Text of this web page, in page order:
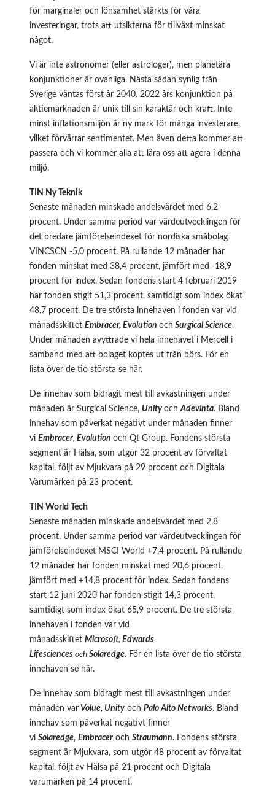
för marginaler och lönsamhet stärkts för våra
investeringar, trots att utsikterna för tillväxt minskat
något.
Vi är inte astronomer (eller astrologer), men planetära
konjunktioner är ovanliga. Nästa sådan synlig från
Sverige väntas först år 2040. 2022 års konjunktion på
aktiemarknaden är unik till sin karaktär och kraft. Inte
minst inflationsmiljön är ny mark för många investerare,
vilket förvärrar sentimentet. Men även detta kommer att
passera och vi kommer alla att lära oss att agera i denna
miljö.
TIN Ny Teknik
Senaste månaden minskade andelsvärdet med 6,2
procent. Under samma period var värdeutvecklingen för
det bredare jämförelseindexet för nordiska småbolag
VINCSCN -5,0 procent. På rullande 12 månader har
fonden minskat med 38,4 procent, jämfört med -18,9
procent för index. Sedan fondens start 4 februari 2019
har fonden stigit 51,3 procent, samtidigt som index ökat
48,7 procent. De tre största innehaven i fonden var vid
månadsskiftet Embracer, Evolution och Surgical Science.
Under månaden avyttrade vi hela innehavet i Mercell i
samband med att bolaget köptes ut från börs. För en
lista över de tio största se här.
De innehav som bidragit mest till avkastningen under
månaden är Surgical Science, Unity och Adevinta. Bland
innehav som påverkat negativt under månaden finner
vi Embracer, Evolution och Qt Group. Fondens största
segment är Hälsa, som utgör 32 procent av förvaltat
kapital, följt av Mjukvara på 29 procent och Digitala
Varumärken på 23 procent.
TIN World Tech
Senaste månaden minskade andelsvärdet med 2,8
procent. Under samma period var värdeutvecklingen för
jämförelseindexet MSCI World +7,4 procent. På rullande
12 månader har fonden minskat med 20,6 procent,
jämfört med +14,8 procent för index. Sedan fondens
start 12 juni 2020 har fonden stigit 14,3 procent,
samtidigt som index ökat 65,9 procent. De tre största
innehaven i fonden var vid
månadsskiftet Microsoft, Edwards
Lifesciences och Solaredge. För en lista över de tio största
innehaven se här.
De innehav som bidragit mest till avkastningen under
månaden var Volue, Unity och Palo Alto Networks. Bland
innehav som påverkat negativt finner
vi Solaredge, Embracer och Straumann. Fondens största
segment är Mjukvara, som utgör 48 procent av förvaltat
kapital, följt av Hälsa på 21 procent och Digitala
varumärken på 14 procent.